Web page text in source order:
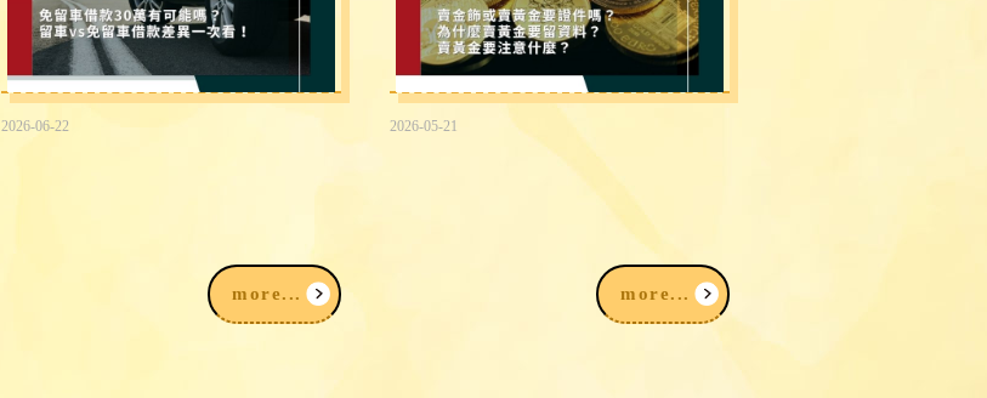
2026-06-22
more...
2026-05-21
賣黃金為什麼要登記？賣金飾、
黃金要準備什麼？賣黃金注意事
more...